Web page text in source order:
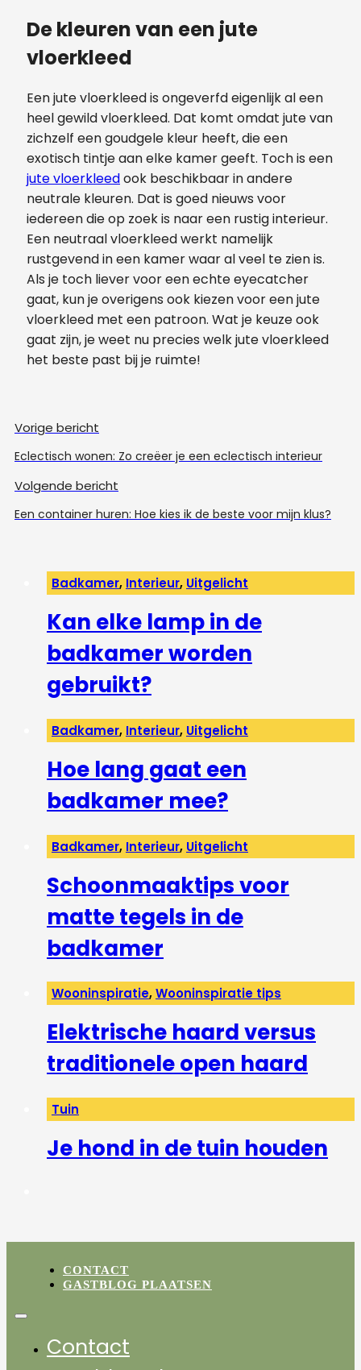
De kleuren van een jute
vloerkleed
Een jute vloerkleed is ongeverfd eigenlijk al een
heel gewild vloerkleed. Dat komt omdat jute van
zichzelf een goudgele kleur heeft, die een
exotisch tintje aan elke kamer geeft. Toch is een
jute vloerkleedook beschikbaar in andere
neutrale kleuren. Dat is goed nieuws voor
iedereen die op zoek is naar een rustig interieur.
Een neutraal vloerkleed werkt namelijk
rustgevend in een kamer waar al veel te zien is.
Als je toch liever voor een echte eyecatcher
gaat, kun je overigens ook kiezen voor een jute
vloerkleed met een patroon. Wat je keuze ook
gaat zijn, je weet nu precies welk jute vloerkleed
het beste past bij je ruimte!
Vorige bericht
Eclectisch wonen: Zo creëer je een eclectisch interieur
Volgende bericht
Een container huren: Hoe kies ik de beste voor mijn klus?
Badkamer, Interieur, Uitgelicht
Kan elke lamp in de
badkamer worden
gebruikt?
Badkamer, Interieur, Uitgelicht
Hoe lang gaat een
badkamer mee?
Badkamer, Interieur, Uitgelicht
Schoonmaaktips voor
matte tegels in de
badkamer
Wooninspiratie,Wooninspiratie tips
Elektrische haard versus
traditionele open haard
Tuin
Je hond in de tuin houden
CONTACT
GASTBLOG PLAATSEN
Contact